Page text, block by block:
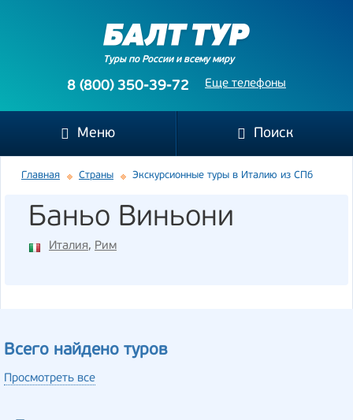
Туры по России и всему миру
Еще телефоны
8 (800) 350-39-72
Меню Поиск
Главная Страны Экскурсионные туры в Италию из СПб
Баньо Виньони
Италия, Рим
Всего найдено туров
Просмотреть все